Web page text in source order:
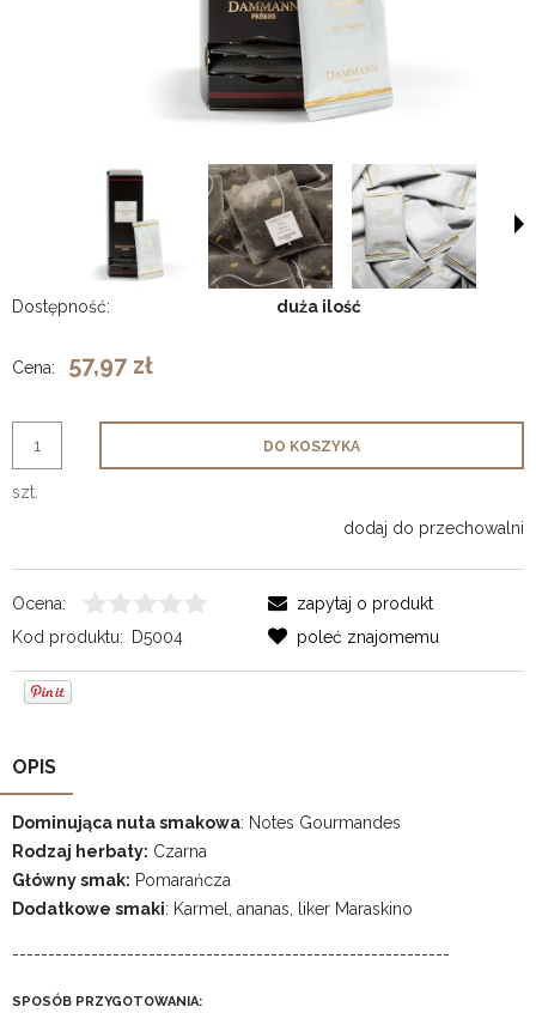
Dostępność: duża ilość
Cena: 57,97 zł
szt.
DO KOSZYKA
dodaj do przechowalni
Ocena:
Kod produktu:
D5004
zapytaj o produkt
poleć znajomemu
OPIS
Dominująca nuta smakowa: Notes Gourmandes
Rodzaj herbaty: Czarna
Główny smak: Pomarańcza
Dodatkowe smaki: Karmel, ananas, liker Maraskino
-------------------------------------------------------------
SPOSÓB PRZYGOTOWANIA: